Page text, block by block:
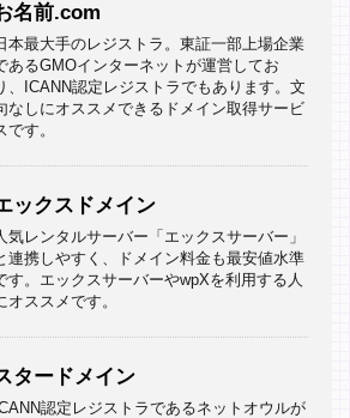
名前.com
本最大手のレジストラ。東証一部上場企業
あるGMOインターネットが運営してお
、ICANN認定レジストラでもあります。文
なしにオススメできるドメイン取得サービ
です。
ックスドメイン
気レンタルサーバー「エックスサーバー」
連携しやすく、ドメイン料金も最安値水準
す。エックスサーバーやwpXを利用する人
オススメです。
タードメイン
認定レジストラであるネットオウルが